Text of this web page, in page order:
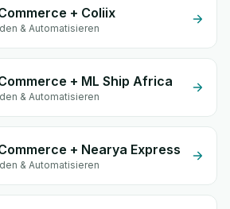
+ Coliix
& Automatisieren
+ ML Ship Africa
& Automatisieren
+ Nearya Express
& Automatisieren